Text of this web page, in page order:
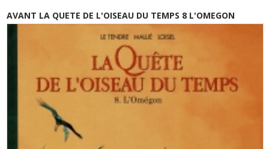
AVANT LA QUETE DE L'OISEAU DU TEMPS 8 L'OMEGON